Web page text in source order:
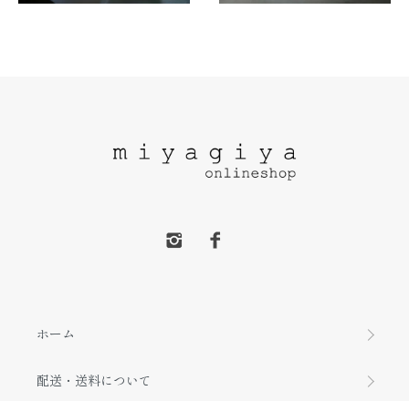
ホーム
配送・送料について